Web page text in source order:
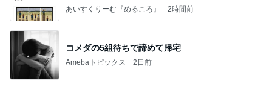
あいすくりーむ『めるころ』 2時間前
コメダの5組待ちで諦めて帰宅
Amebaトピックス 2日前